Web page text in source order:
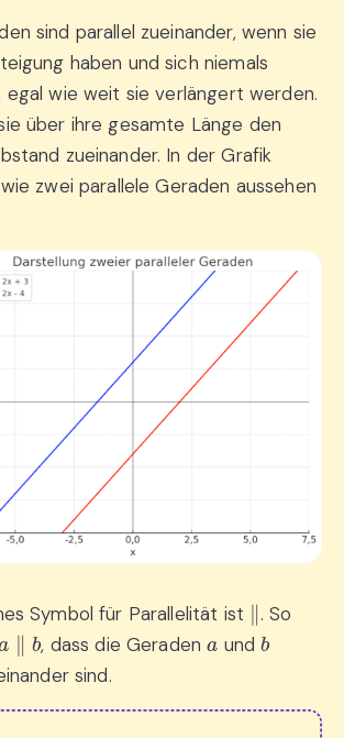
sind parallel zueinander, wenn sie
haben und sich niemals
egal wie weit sie verlängert werden.
über ihre gesamte Länge den
zueinander. In der Grafik
zwei parallele Geraden aussehen
Symbol für Parallelität ist ∥. So
∥b , dass die Geraden undb
sind.